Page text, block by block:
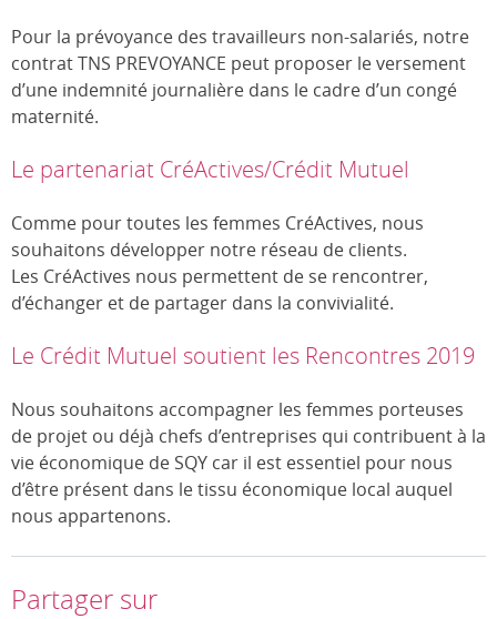
Pour la prévoyance des travailleurs non-salariés, notre
contrat TNS PREVOYANCE peut proposer le versement
d’une indemnité journalière dans le cadre d’un congé
maternité.
Le partenariat CréActives/Crédit Mutuel
Comme pour toutes les femmes CréActives, nous
souhaitons développer notre réseau de clients.
Les CréActives nous permettent de se rencontrer,
d’échanger et de partager dans la convivialité.
Le Crédit Mutuel soutient les Rencontres 2019
Nous souhaitons accompagner les femmes porteuses
de projet ou déjà chefs d’entreprises qui contribuent à la
vie économique de SQY car il est essentiel pour nous
d’être présent dans le tissu économique local auquel
nous appartenons.
Partager sur